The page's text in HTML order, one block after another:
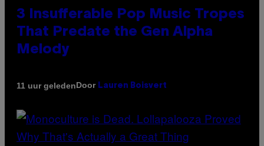
3 Insufferable Pop Music Tropes
That Predate the Gen Alpha
Melody
11 uur geledenDoor Lauren Boisvert